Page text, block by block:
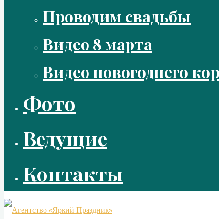
Проводим свадьбы
Видео 8 марта
Видео новогоднего
Фото
Ведущие
Контакты